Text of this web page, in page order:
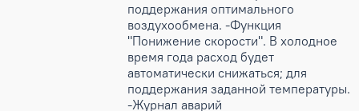
поддержания оптимального
воздухообмена. -Функция
"Понижение скорости". В холодное
время года расход будет
автоматически снижаться; для
поддержания заданной температуры.
-Журнал аварий